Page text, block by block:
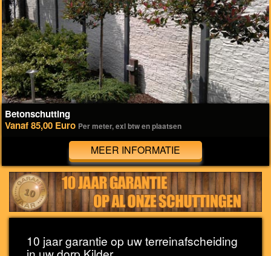
Betonschutting
Vanaf 85,00 Euro Per meter, exl btw en plaatsen
MEER INFORMATIE
10 jaar garantie op uw terreinafscheiding